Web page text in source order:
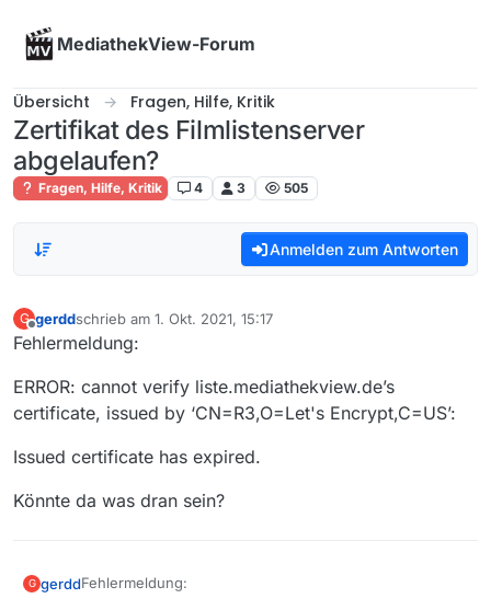
MediathekView-Forum
Übersicht Fragen, Hilfe, Kritik
Zertifikat des Filmlistenserver
abgelaufen?
Fragen, Hilfe, Kritik 4 3 505
Anmelden zum Antworten
G
Offline
gerddschrieb am 1. Okt. 2021, 15:17
zuletzt editiert von
Fehlermeldung:
ERROR: cannot verify liste.mediathekview.de’s
certificate, issued by ‘CN=R3,O=Let's Encrypt,C=US’:
Issued certificate has expired.
Könnte da was dran sein?
G gerddFehlermeldung: